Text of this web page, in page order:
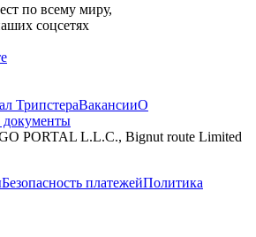
по всему миру,
соцсетях
ТрипстераВакансииО
PORTAL L.L.C., Bignut route Limited
Безопасность платежейПолитика